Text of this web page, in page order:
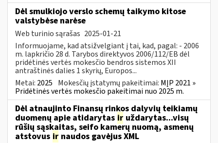
Dėl smulkiojo verslo schemų taikymo kitose
valstybėse narėse
Web turinio sąrašas 2025-01-21
Informuojame, kad atsižvelgiant į tai, kad, pagal: - 2006
m. lapkričio 28 d. Tarybos direktyvos 2006/112/EB dėl
pridėtinės vertės mokesčio bendros sistemos XII
antraštinės dalies 1 skyrių, Europos...
Metai: 2025 Mokesčių įstatymų pakeitimai: MĮP 2021 »
Pridėtinės vertės mokesčio pakeitimai nuo 2025 m.
Dėl atnaujinto Finansų rinkos dalyvių teikiamų
duomenų apie atidarytas ir uždarytas...visų
rūšių sąskaitas, seifo kamerų nuomą, asmenų
atstovus ir naudos gavėjus XML